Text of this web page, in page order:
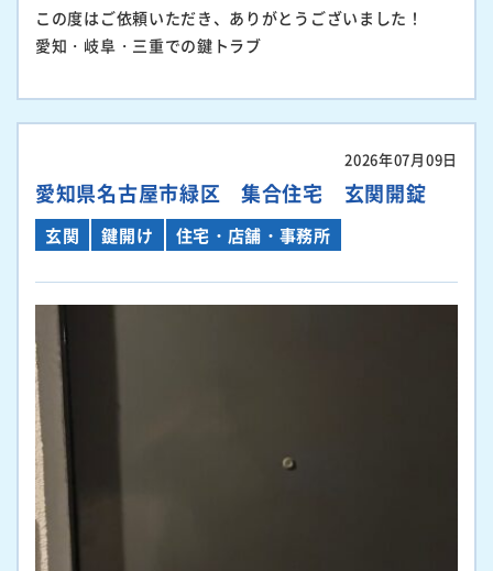
この度はご依頼いただき、ありがとうございました！
愛知・岐阜・三重での鍵トラブ
2026年07月09日
愛知県名古屋市緑区 集合住宅 玄関開錠
玄関 鍵開け 住宅・店舗・事務所